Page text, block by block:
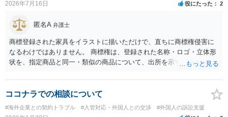
2026年7月16日 役にたった 2
匿名A 弁護士
商標登録された家具をイラストに描いただけで、直ちに商標権侵害に
なるわけではありません。 商標権は、登録された名称・ロゴ・立体形
状を、指定商品と同一・類似の商品について、出所を示す表示として
て描くにとどまる場合は、通常、商標権侵害にはなりにくいと考えら
れます。 ただし、家具名や特徴的な形状を商品名・広告に大きく表示
し、公式商品やライセンス商品と誤認させる販売方法であれば、商標
権や不正競争防止法上の問題が生じ得ます。家具のデザインに著作権
ココナラでの相談について
#海外企業との契約トラブル #入管対応・外国人との交渉 #外国人の訴訟支援